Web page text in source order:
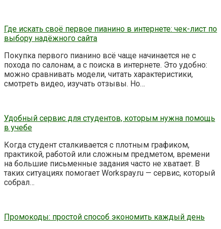
Где искать своё первое пианино в интернете: чек-лист по
выбору надёжного сайта
Покупка первого пианино всё чаще начинается не с
похода по салонам, а с поиска в интернете. Это удобно:
можно сравнивать модели, читать характеристики,
смотреть видео, изучать отзывы. Но…
Удобный сервис для студентов, которым нужна помощь
в учебе
Когда студент сталкивается с плотным графиком,
практикой, работой или сложным предметом, времени
на большие письменные задания часто не хватает. В
таких ситуациях помогает Workspay.ru — сервис, который
собрал…
Промокоды: простой способ экономить каждый день